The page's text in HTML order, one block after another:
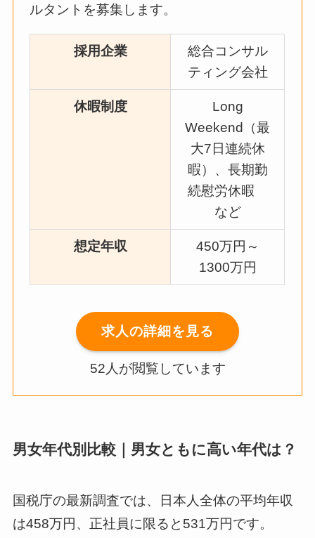
ルタントを募集します。
採用企業
総合コンサル
ティング会社
休暇制度
Long
Weekend（最
大7日連続休
暇）、長期勤
続慰労休暇
など
想定年収
450万円～
1300万円
求人の詳細を見る
52人が閲覧しています
男女年代別比較｜男女ともに高い年代は？
国税庁の最新調査では、日本人全体の平均年収
は458万円、正社員に限ると531万円です。